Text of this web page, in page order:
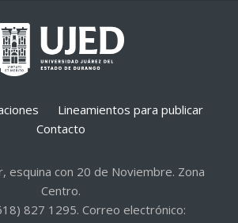
Lineamientos para publicar
Contacto
esquina con 20 de Noviembre. Zona
Centro.
827 1295. Correo electrónico: